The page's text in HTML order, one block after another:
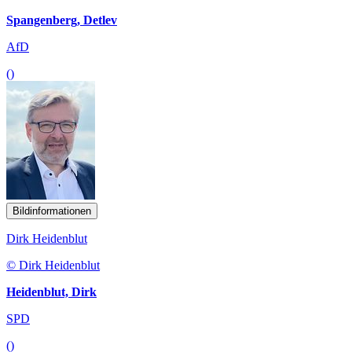
Spangenberg, Detlev
AfD
()
Bildinformationen
Dirk Heidenblut
© Dirk Heidenblut
Heidenblut, Dirk
SPD
()